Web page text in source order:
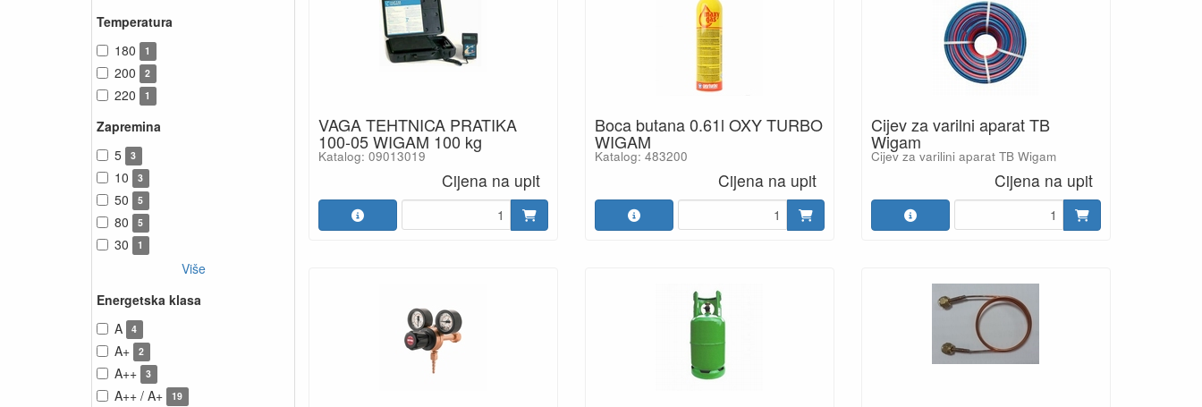
Temperatura
180
1
200 2
220 1
Zapremina
5
3
10 3
50 5
80 5
30 1
Više
Energetska klasa
A
4
A+ 2
A++ 3
A++ / A+ 19
VAGA TEHTNICA PRATIKA
100-05 WIGAM 100 kg
Katalog: 09013019
Cijena na upit
Boca butana 0.61l OXY TURBO
WIGAM
Katalog: 483200
Cijena na upit
Cijev za varilni aparat TB
Wigam
Cijev za varilini aparat TB Wigam
Cijena na upit